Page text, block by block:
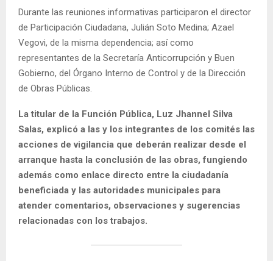
Durante las reuniones informativas participaron el director
de Participación Ciudadana, Julián Soto Medina; Azael
Vegovi, de la misma dependencia; así como
representantes de la Secretaría Anticorrupción y Buen
Gobierno, del Órgano Interno de Control y de la Dirección
de Obras Públicas.
La titular de la Función Pública, Luz Jhannel Silva
Salas, explicó a las y los integrantes de los comités las
acciones de vigilancia que deberán realizar desde el
arranque hasta la conclusión de las obras, fungiendo
además como enlace directo entre la ciudadanía
beneficiada y las autoridades municipales para
atender comentarios, observaciones y sugerencias
relacionadas con los trabajos.